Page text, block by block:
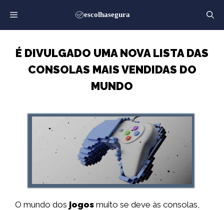
para
o
É DIVULGADO UMA NOVA LISTA DAS
CONSOLAS MAIS VENDIDAS DO
MUNDO
O mundo dos jogos muito se deve às consolas,